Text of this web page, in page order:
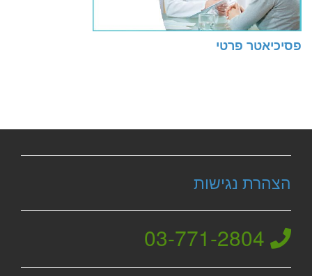
פסיכיאטר פרטי
הצהרת נגישות
03-771-2804